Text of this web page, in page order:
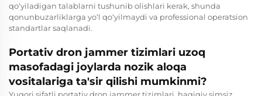
qo‘yiladigan talablarni tushunib olishlari kerak, shunda
qonunbuzarliklarga yo‘l qo‘yilmaydi va professional operatsion
standartlar saqlanadi.
Portativ dron jammer tizimlari uzoq
masofadagi joylarda nozik aloqa
vositalariga ta'sir qilishi mumkinmi?
Yuqori sifatli portativ dron jammer tizimlari, haqiqiy simsiz